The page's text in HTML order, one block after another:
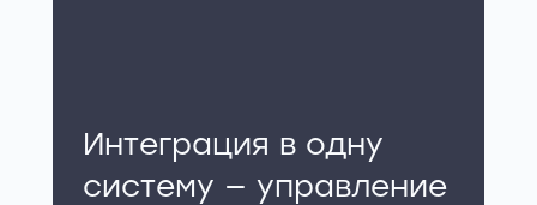
Интеграция в одну
систему — управление